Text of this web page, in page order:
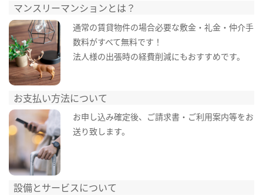
マンスリーマンションとは？
通常の賃貸物件の場合必要な敷金・礼金・仲介手
数料がすべて無料です！
法人様の出張時の経費削減にもおすすめです。
お支払い方法について
お申し込み確定後、ご請求書・ご利用案内等をお
送り致します。
設備とサービスについて